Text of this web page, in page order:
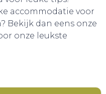
accommodatie voor
Bekijk dan eens onze
onze leukste